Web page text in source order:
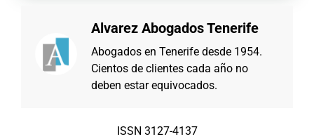
Alvarez Abogados Tenerife
Abogados en Tenerife desde 1954.
Cientos de clientes cada año no
deben estar equivocados.
ISSN 3127-4137